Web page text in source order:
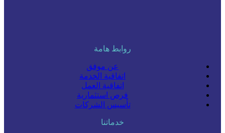
روابط هامة
عن موفق
اتفاقية الخدمة
اتفاقية العمل
فرص استثمارية
تأسيس الشركات
خدماتنا